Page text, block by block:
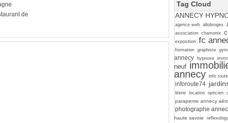
Tag Cloud
ANNECY
agence web allobroges
association chamonix
exposition fc
formation graphiste
annecy
hypnose
neuf
annecy info
inforoute74
literie
location opticien
parapente annecy
photographe
haute savoie
de